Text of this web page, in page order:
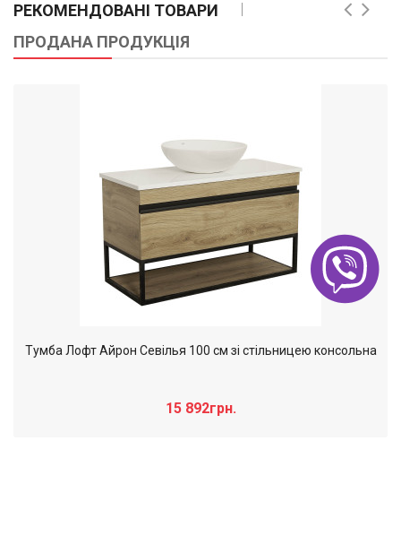
РЕКОМЕНДОВАНІ ТОВАРИ
ПРОДАНА ПРОДУКЦІЯ
Тумба Лофт Айрон Севілья 100 см зі стільницею консольна
15 892грн.